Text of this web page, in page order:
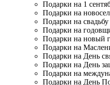
Подарки на 1
Подарки на
Подарки на свадьбу
Подарки на
Подарки на новый
Подарки на
Подарки на День
Подарки на День
Подарки на
Подарки на День